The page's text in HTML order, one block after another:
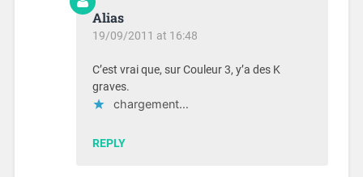
Alias
19/09/2011 at 16:48
C’est vrai que, sur Couleur 3, y’a des K
graves.
chargement…
REPLY